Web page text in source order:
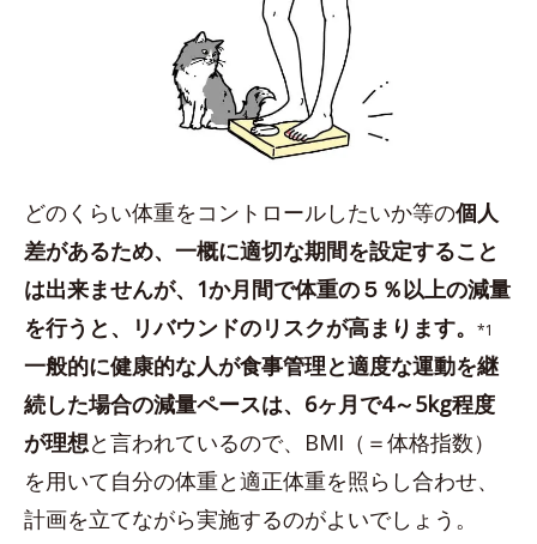
どのくらい体重をコントロールしたいか等の個人
差があるため、一概に適切な期間を設定すること
は出来ませんが、1か月間で体重の５％以上の減量
を行うと、リバウンドのリスクが高まります。
*1
一般的に健康的な人が食事管理と適度な運動を継
続した場合の減量ペースは、6ヶ月で4～5kg程度
が理想と言われているので、BMI（＝体格指数）
を用いて自分の体重と適正体重を照らし合わせ、
計画を立てながら実施するのがよいでしょう。